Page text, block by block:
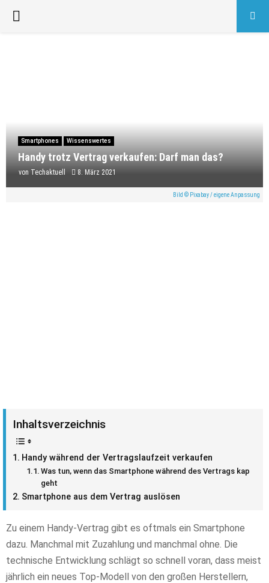
PRIMARY
Smartphones Wissenswertes
Handy trotz Vertrag verkaufen: Darf man das?
von Techaktuell 8. März 2021
Bild © Pixabay / eigene Anpassung
Inhaltsverzeichnis
Handy während der Vertragslaufzeit verkaufen
Was tun, wenn das Smartphone während des Vertrags kaputt
geht
Smartphone aus dem Vertrag auslösen
Zu einem Handy-Vertrag gibt es oftmals ein Smartphone
dazu. Manchmal mit Zuzahlung und manchmal ohne. Die
technische Entwicklung schlägt so schnell voran, dass meist
jährlich ein neues Top-Modell von den großen Herstellern,